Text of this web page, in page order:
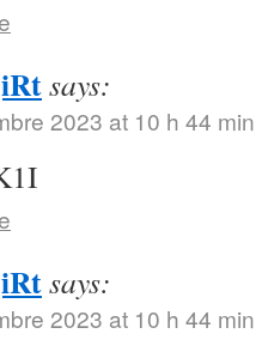
says:
2023 at 10 h 44 min
says:
2023 at 10 h 44 min